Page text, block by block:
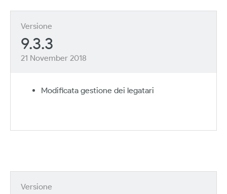
Versione
9.3.3
21 November 2018
Modificata gestione dei legatari
Versione